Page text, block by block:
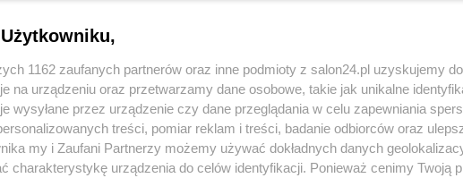
1162 zaufanych partnerów oraz inne podmioty z salon24.pl uzyskujemy
na urządzeniu oraz przetwarzamy dane osobowe, takie jak unikalne
wysyłane przez urządzenie czy dane przeglądania w celu zapewniania
treści, pomiar reklam i treści, badanie odbiorców oraz
my i Zaufani Partnerzy możemy używać dokładnych danych
charakterystykę urządzenia do celów identyfikacji. Ponieważ cenimy Twoją